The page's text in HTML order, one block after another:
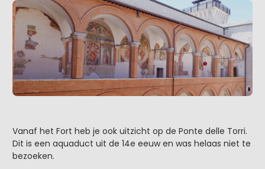
Vanaf het Fort heb je ook uitzicht op de Ponte delle Torri.
Dit is een aquaduct uit de 14e eeuw en was helaas niet te
bezoeken.